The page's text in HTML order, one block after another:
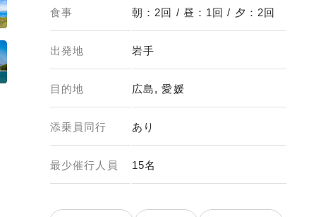
食事 朝：2回 / 昼：1回 / 夕：2回
出発地 岩手
目的地 広島, 愛媛
添乗員同行 あり
最少催行人員 15名